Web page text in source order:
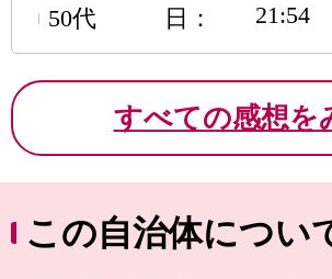
50代
日
21:54
すべての感想を
この自治体につい